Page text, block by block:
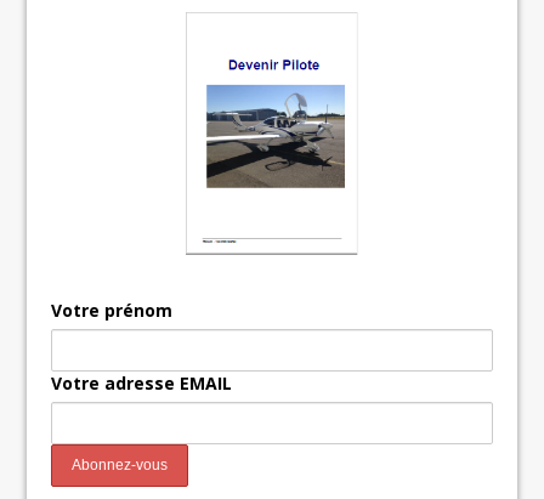
Votre prénom
Votre adresse EMAIL